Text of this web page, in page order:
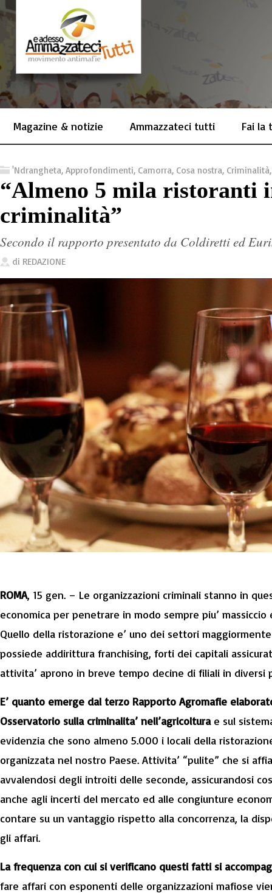
Magazine & notizie Ammazzateci tutti Fai la
'Ndrangheta, Approfondimenti, Camorra, Cosa nostra, Criminalità
“Almeno 5 mila ristoranti
criminalità”
Secondo il rapporto presentato da Coldiretti ed
di REDAZIONE
ROMA, 15 gen. – Le organizzazioni criminali stanno in
economica per penetrare in modo sempre piu’ massiccio
Quello della ristorazione e’ uno dei settori
possiede addirittura franchising, forti dei capitali
attivita’ aprono in breve tempo decine di filiali in diversi
E’ quanto emerge dal terzo Rapporto Agromafie
Osservatorio sulla criminalita’ nell’agricolturae sul
evidenzia che sono almeno 5.000 i locali della
organizzata nel nostro Paese. Attivita’ “pulite” che si
avvalendosi degli introiti delle seconde, assicurandosi
anche agli incerti del mercato ed alle congiunture
contare su un vantaggio rispetto alla concorrenza, la
gli affari.
La frequenza con cui si verificano questi fatti si
fare affari con esponenti delle organizzazioni mafiose